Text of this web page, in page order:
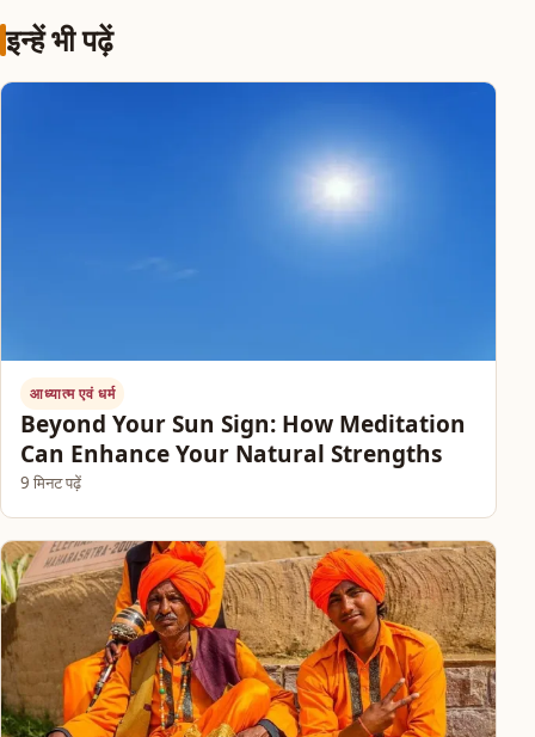
इन्हें भी पढ़ें
आध्यात्म एवं धर्म
Beyond Your Sun Sign: How Meditation
Can Enhance Your Natural Strengths
9 मिनट पढ़ें